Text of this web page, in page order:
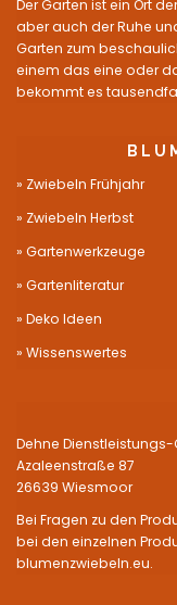
Der Garten ist ein Ort
aber auch der Ruhe
Garten zum
einem das eine oder
bekommt es
Zwiebeln Frühjahr
Zwiebeln Herbst
Gartenwerkzeuge
Gartenliteratur
Deko Ideen
Wissenswertes
Dehne Dienstleistungs-
Azaleenstraße 87
26639 Wiesmoor
Bei Fragen zu den
bei den einzelnen
blumenzwiebeln.eu.